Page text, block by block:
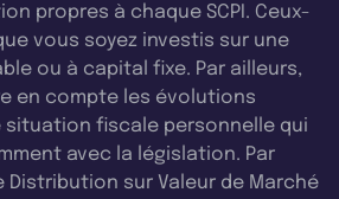
propres à chaque SCPI. Ceux-
vous soyez investis sur une
ou à capital fixe. Par ailleurs,
en compte les évolutions
situation fiscale personnelle qui
avec la législation. Par
Distribution sur Valeur de Marché